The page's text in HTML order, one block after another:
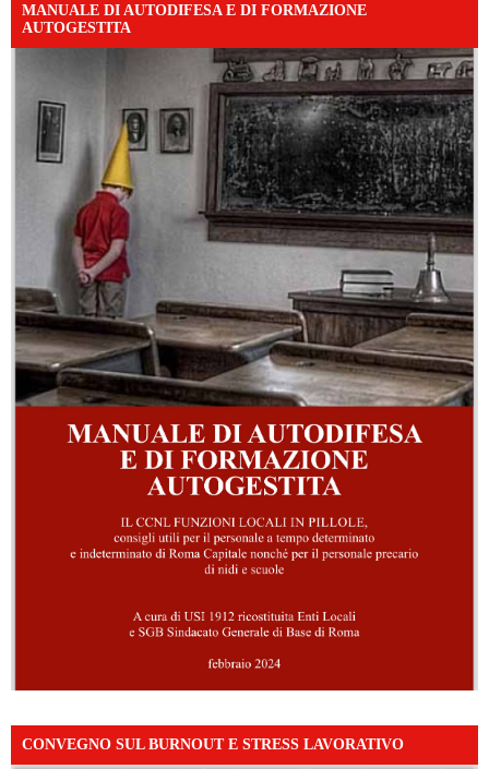
MANUALE DI AUTODIFESA E DI FORMAZIONE
AUTOGESTITA
CONVEGNO SUL BURNOUT E STRESS LAVORATIVO